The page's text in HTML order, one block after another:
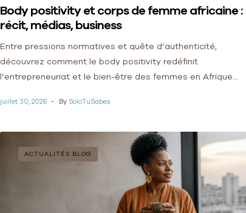
Body positivity et corps de femme africaine :
récit, médias, business
Entre pressions normatives et quête d’authenticité,
découvrez comment le body positivity redéfinit
l’entrepreneuriat et le bien-être des femmes en Afrique
juillet 30, 2026 By SoloTuSabes
ACTUALITÉS BLOG